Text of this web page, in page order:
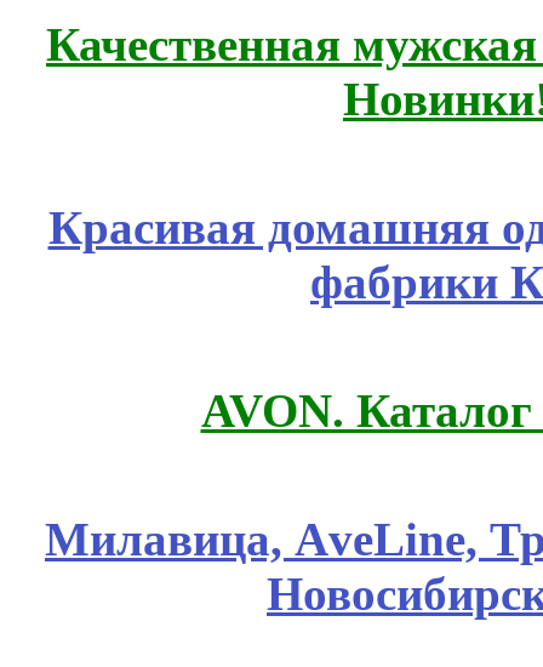
Качественная
Красивая домашняя
фабрики
AVON.
Милавица, АveLine,